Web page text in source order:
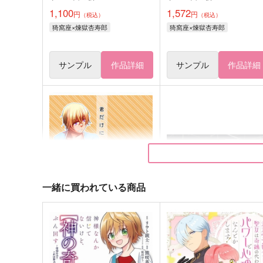
1,100円 （税込）
猗窩座×煉獄杏寿郎
サンプル 作品詳細
1,572円 （税込）
猗窩座×煉獄杏寿郎
サンプル 作品詳細
君だけに聴こえる
Access the Animus -アサ
一緒に買われている商品